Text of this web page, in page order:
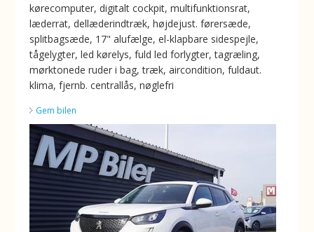
kørecomputer, digitalt cockpit, multifunktionsrat,
læderrat, dellæderindtræk, højdejust. førersæde,
splitbagsæde, 17" alufælge, el-klapbare sidespejle,
tågelygter, led kørelys, fuld led forlygter, tagræling,
mørktonede ruder i bag, træk, aircondition, fuldaut.
klima, fjernb. centrallås, nøglefri
Gem bilen